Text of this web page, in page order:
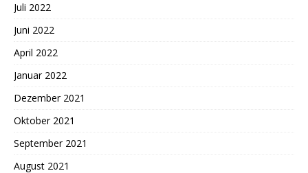
Juli 2022
Juni 2022
April 2022
Januar 2022
Dezember 2021
Oktober 2021
September 2021
August 2021